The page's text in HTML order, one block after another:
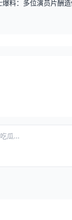
料：多位演员片酬